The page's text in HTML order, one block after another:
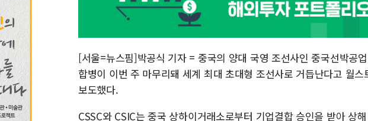
[서울=뉴스핌]박공식 기자 = 중국의 양대 국영 조선사인 중국선박공
합병이 이번 주 마무리돼 세계 최대 초대형 조선사로 거듭난다고 월
보도했다.
CSSC와 CSIC는 중국 상하이거래소로부터 기업결합 승인을 받아 상